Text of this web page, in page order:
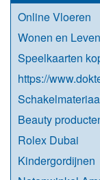
Online Vloeren
Wonen en Leven
Speelkaarten
https://
Beauty
Rolex Dubai
Kindergordijnen